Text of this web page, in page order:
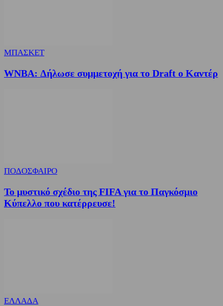
ΜΠΑΣΚΕΤ
WNBA: Δήλωσε συμμετοχή για το Draft ο Καντέρ
ΠΟΔΟΣΦΑΙΡΟ
Το μυστικό σχέδιο της FIFA για το Παγκόσμιο
Κύπελλο που κατέρρευσε!
ΕΛΛΑΔΑ